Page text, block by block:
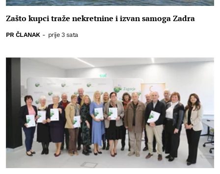
Zašto kupci traže nekretnine i izvan samoga Zadra
PR ČLANAK - prije 3 sata